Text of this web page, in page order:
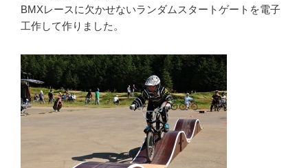
BMXレースに欠かせないランダムスタートゲートを電子
工作して作りました。